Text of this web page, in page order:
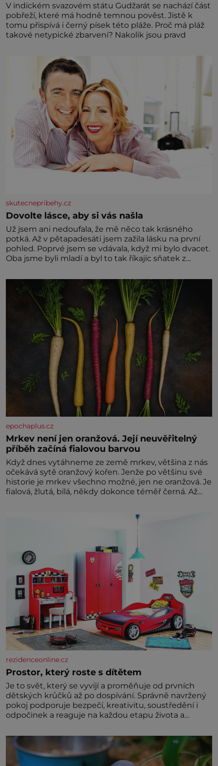
V indickém svazovém státu Gudžarát se nachází část
pobřeží, které má hodně temnou pověst. Jistě k
tomu přispívá i černý písek této pláže. Proč má pláž
takové netypické zbarvení? Nakolik jsou pravd
skutecnepribehy.cz
Dovolte lásce, aby si vás našla
Už jsem ani nedoufala, že mě něco tak krásného
potká. Až v pětapadesáti jsem zažila lásku na první
pohled. Poprvé jsem se vdávala, když mi bylo dvacet.
Oba jsme byli mladí a byl to tak říkajíc sňatek z
zaopatřený mladý muž. Manželství nám oběma moc
nesvědčilo, brzy jsme zjistili, že
epochaplus.cz
Mrkev není jen oranžová. Její neuvěřitelný
příběh začíná fialovou barvou
Když dnes vytáhneme ze země mrkev, většina z nás
očekává sytě oranžový kořen. Jenže po většinu své
historie je mrkev všechno možné, jen ne oranžová. Je
fialová, žlutá, bílá, někdy dokonce téměř černá. Až
nedokážeme představit. Její příběh je
rezidenceonline.cz
Prostor, který roste s dítětem
Je to svět, který se vyvíjí a proměňuje od prvních
dětských krůčků až po dospívání. Správně navržený
pokoj podporuje bezpečí, kreativitu, soustředění i
odpočinek a reaguje na každou etapu života a
jednoduchost, měkkost a bezpečí, proto by pokoj
miminka měl působit především klidně a útulně.
Předškolní věk je